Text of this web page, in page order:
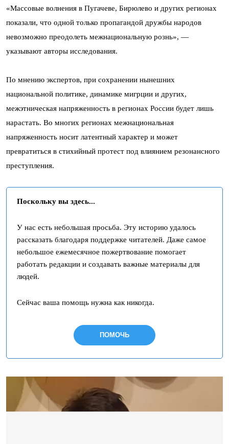
«Массовые волнения в Пугачеве, Бирюлево и других регионах
показали, что одной только пропагандой дружбы народов
невозможно преодолеть межнациональную рознь», —
указывают авторы исследования.
По мнению экспертов, при сохранении нынешних
национальной политике, динамике мигрции и других,
межэтническая напряженность в регионах России будет лишь
нарастать. Во многих регионах межнациональная
напряженность носит латентный характер и может
превратиться в стихийный протест под влиянием резонансного
преступления.
Поскольку вы здесь...
У нас есть небольшая просьба. Эту историю удалось
рассказать благодаря поддержке читателей. Даже самое
небольшое ежемесячное пожертвование помогает
работать редакции и создавать важные материалы для
людей.
Сейчас ваша помощь нужна как никогда.
ПОМОЧЬ